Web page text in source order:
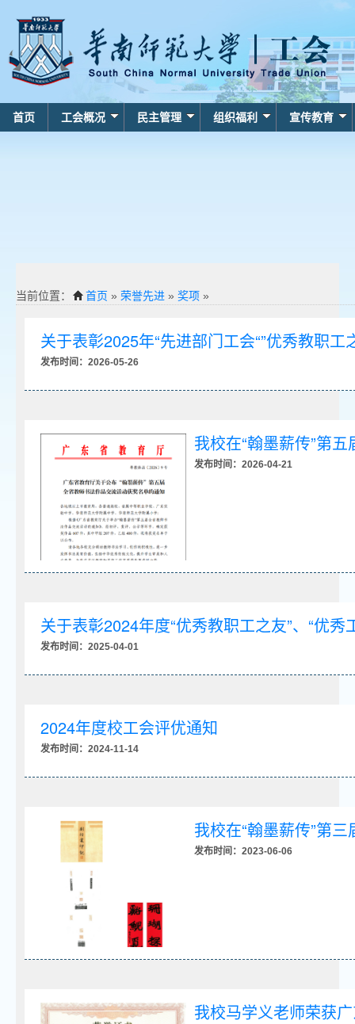
首页 工会概况 民主管理 组织福利 宣传教育
当前位置： 首页 » 荣誉先进 » 奖项 »
关于表彰2025年“先进部门工会“”优秀教职
发布时间：2026-05-26
我校在“翰墨薪传”第
发布时间：2026-04-21
关于表彰2024年度“优秀教职工之友”、“优
发布时间：2025-04-01
2024年度校工会评优通知
发布时间：2024-11-14
我校在“翰墨薪传”第
发布时间：2023-06-06
我校马学义老师荣获